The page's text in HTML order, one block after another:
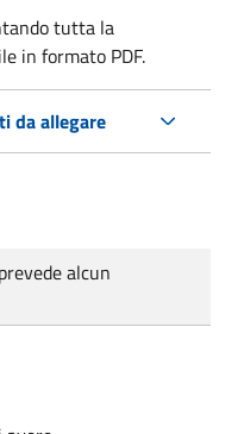
tutta la
in formato PDF.
da allegare
alcun